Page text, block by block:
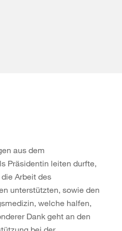
aus dem
Präsidentin leiten durfte,
Arbeit des
unterstützten, sowie den
welche halfen,
Dank geht an den